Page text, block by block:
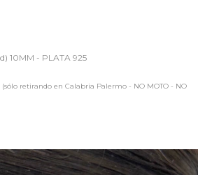
10MM - PLATA 925
(sólo retirando en Calabria Palermo - NO MOTO - NO